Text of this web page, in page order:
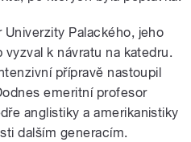
Palackého, jeho
k návratu na katedru.
přípravě nastoupil
emeritní profesor
anglistiky a amerikanistiky
dalším generacím.